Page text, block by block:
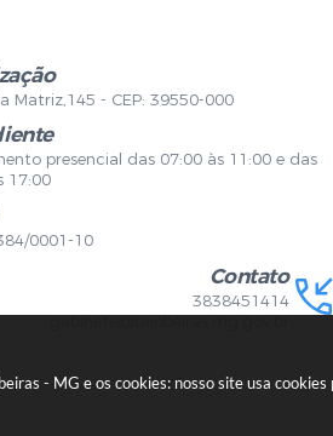
- MG e os cookies: nosso site usa
Serviços Online
Vigilância Sanitária
Matriz,145 - CEP: 39550-000
presencial das 07:00 às 11:00 e das
17:00
0001-10
Contato
3838451414
gabinete@taiobeiras.mg.gov.br